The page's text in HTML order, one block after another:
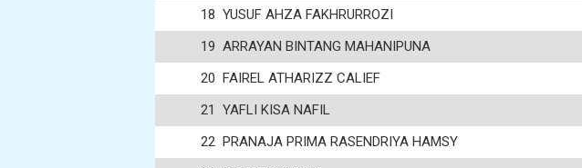
18 YUSUF AHZA FAKHRURROZI
19 ARRAYAN BINTANG MAHANIPUNA
20 FAIREL ATHARIZZ CALIEF
21
YAFLI KISA NAFIL
22 PRANAJA PRIMA RASENDRIYA HAMSY